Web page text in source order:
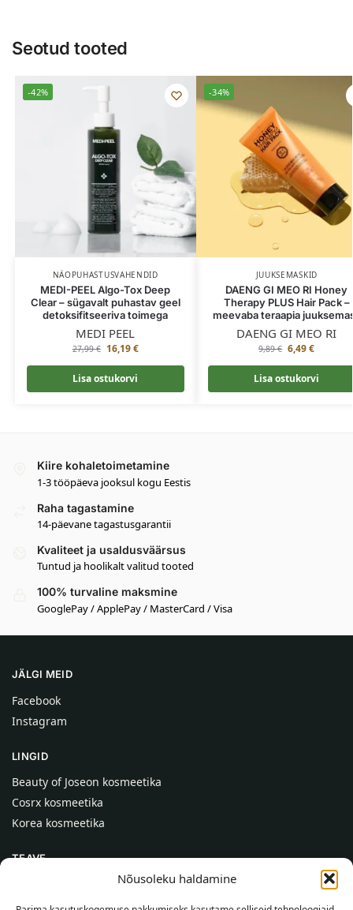
Nõusoleku haldamine
Seotud tooted
-42%
NÄOPUHASTUSVAHENDID
MEDI-PEEL Algo-Tox Deep
Clear – sügavalt puhastav geel
detoksifitseeriva toimega
MEDI PEEL
27,99€ 16,19€
Lisa ostukorvi
-34%
JUUKSEMASKID
DAENG GI MEO RI Honey
Therapy PLUS Hair Pack –
meevaba teraapia
DAENG GI MEO RI
9,89€ 6,49€
Lisa ostukorvi
Kiire kohaletoimetamine
1-3 tööpäeva jooksul kogu Eestis
Raha tagastamine
14-päevane tagastusgarantii
Kvaliteet ja usaldusväärsus
Tuntud ja hoolikalt valitud tooted
100% turvaline maksmine
GooglePay / ApplePay / MasterCard / Visa
JÄLGI MEID
Facebook
Instagram
LINGID
Beauty of Joseon kosmeetika
Cosrx kosmeetika
Korea kosmeetika
TEAVE
Kontaktid